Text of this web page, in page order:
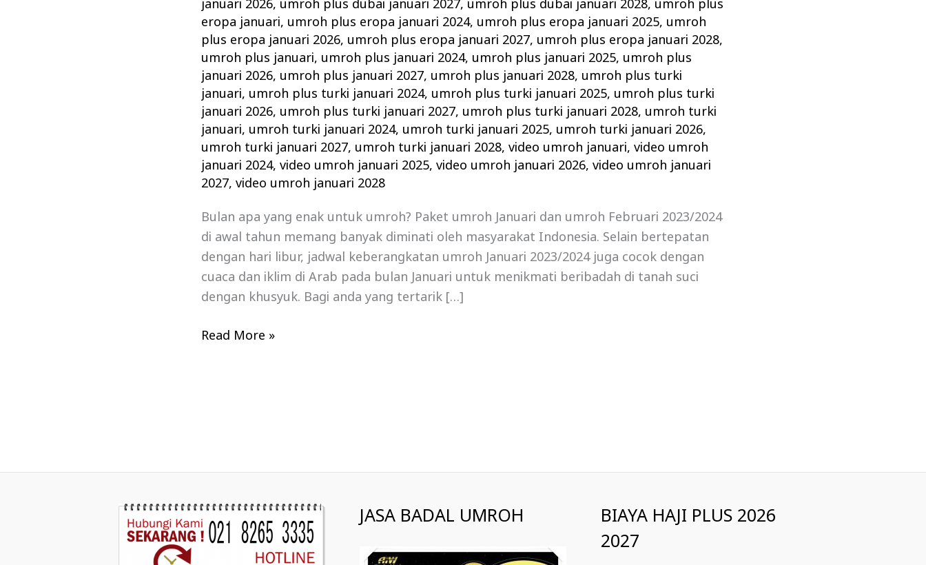
januari 2026, umroh plus dubai januari 2027, umroh plus dubai januari 2028, umroh plus
eropa januari, umroh plus eropa januari 2024, umroh plus eropa januari 2025, umroh
plus eropa januari 2026, umroh plus eropa januari 2027, umroh plus eropa januari 2028,
umroh plus januari, umroh plus januari 2024, umroh plus januari 2025, umroh plus
januari 2026, umroh plus januari 2027, umroh plus januari 2028, umroh plus turki
januari, umroh plus turki januari 2024, umroh plus turki januari 2025, umroh plus turki
januari 2026, umroh plus turki januari 2027, umroh plus turki januari 2028, umroh turki
januari, umroh turki januari 2024, umroh turki januari 2025, umroh turki januari 2026,
umroh turki januari 2027, umroh turki januari 2028,video umroh januari,video umroh
januari 2024,video umroh januari 2025,video umroh januari 2026,video umroh januari
2027,video umroh januari 2028
Bulan apa yang enak untuk umroh? Paket umroh Januari dan umroh Februari 2023/2024
di awal tahun memang banyak diminati oleh masyarakat Indonesia. Selain bertepatan
dengan hari libur, jadwal keberangkatan umroh Januari 2023/2024 juga cocok dengan
cuaca dan iklim di Arab pada bulan Januari untuk menikmati beribadah di tanah suci
dengan khusyuk. Bagi anda yang tertarik […]
Read More »
JASA BADAL UMROH
BIAYA HAJI PLUS 2026
2027